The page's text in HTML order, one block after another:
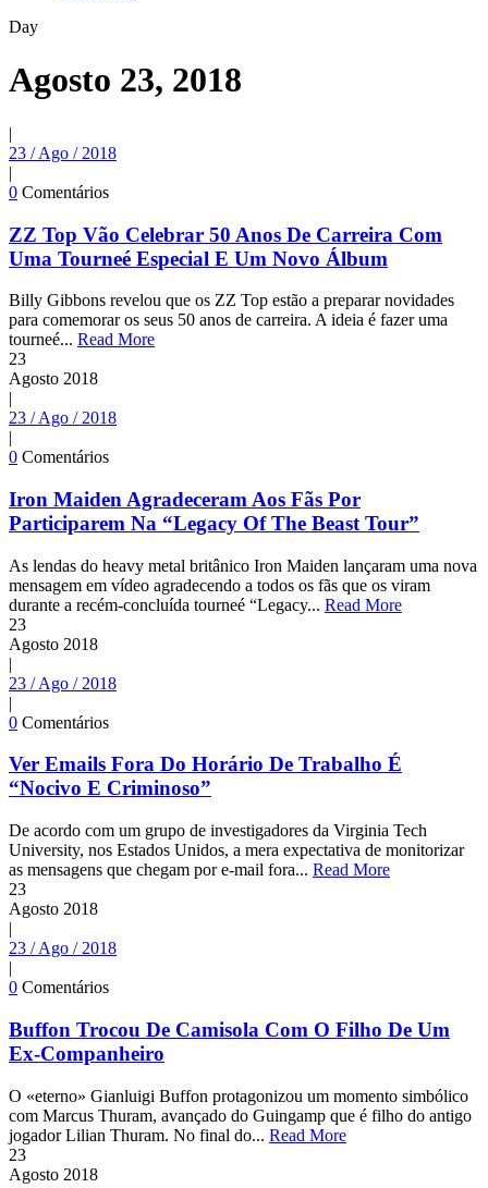
Day
Agosto 23, 2018
|
23 / Ago / 2018
|
0 Comentários
ZZ Top Vão Celebrar 50 Anos De Carreira Com
Uma Tourneé Especial E Um Novo Álbum
Billy Gibbons revelou que os ZZ Top estão a preparar novidades
para comemorar os seus 50 anos de carreira. A ideia é fazer uma
tourneé... Read More
23
Agosto 2018
|
23 / Ago / 2018
|
0 Comentários
Iron Maiden Agradeceram Aos Fãs Por
Participarem Na “Legacy Of The Beast Tour”
As lendas do heavy metal britânico Iron Maiden lançaram uma nova
mensagem em vídeo agradecendo a todos os fãs que os viram
durante a recém-concluída tourneé “Legacy... Read More
23
Agosto 2018
|
23 / Ago / 2018
|
0 Comentários
Ver Emails Fora Do Horário De Trabalho É
“Nocivo E Criminoso”
De acordo com um grupo de investigadores da Virginia Tech
University, nos Estados Unidos, a mera expectativa de monitorizar
as mensagens que chegam por e-mail fora... Read More
23
Agosto 2018
|
23 / Ago / 2018
|
0 Comentários
Buffon Trocou De Camisola Com O Filho De Um
Ex-Companheiro
O «eterno» Gianluigi Buffon protagonizou um momento simbólico
com Marcus Thuram, avançado do Guingamp que é filho do antigo
jogador Lilian Thuram. No final do... Read More
23
Agosto 2018